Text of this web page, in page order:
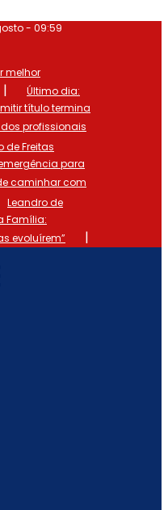
- 09:59
melhor
|
Último dia:
título termina
profissionais
de Freitas
para
caminhar com
Leandro de
Família:
evoluírem”
|